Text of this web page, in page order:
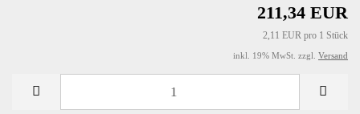
211,34 EUR
2,11 EUR pro 1 Stück
inkl. 19% MwSt. zzgl. Versand